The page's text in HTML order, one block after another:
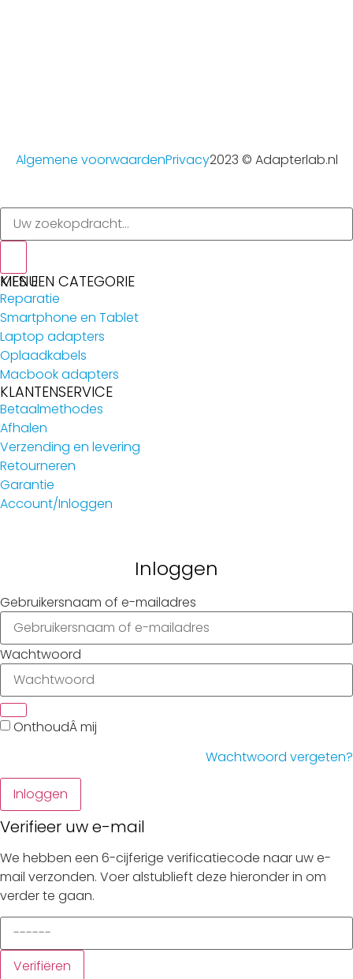
Algemene voorwaardenPrivacy2023 © Adapterlab.nl
MENU
KIES EEN CATEGORIE
Reparatie
Smartphone en Tablet
Laptop adapters
Oplaadkabels
Macbook adapters
KLANTENSERVICE
Betaalmethodes
Afhalen
Verzending en levering
Retourneren
Garantie
Account/Inloggen
Gebruikersnaam of e-mailadres
Wachtwoord
Inloggen
Verifieer uw e-mail
We hebben een 6-cijferige verificatiecode naar uw e-
mail verzonden. Voer alstublieft deze hieronder in om
verder te gaan.
Verifiëren